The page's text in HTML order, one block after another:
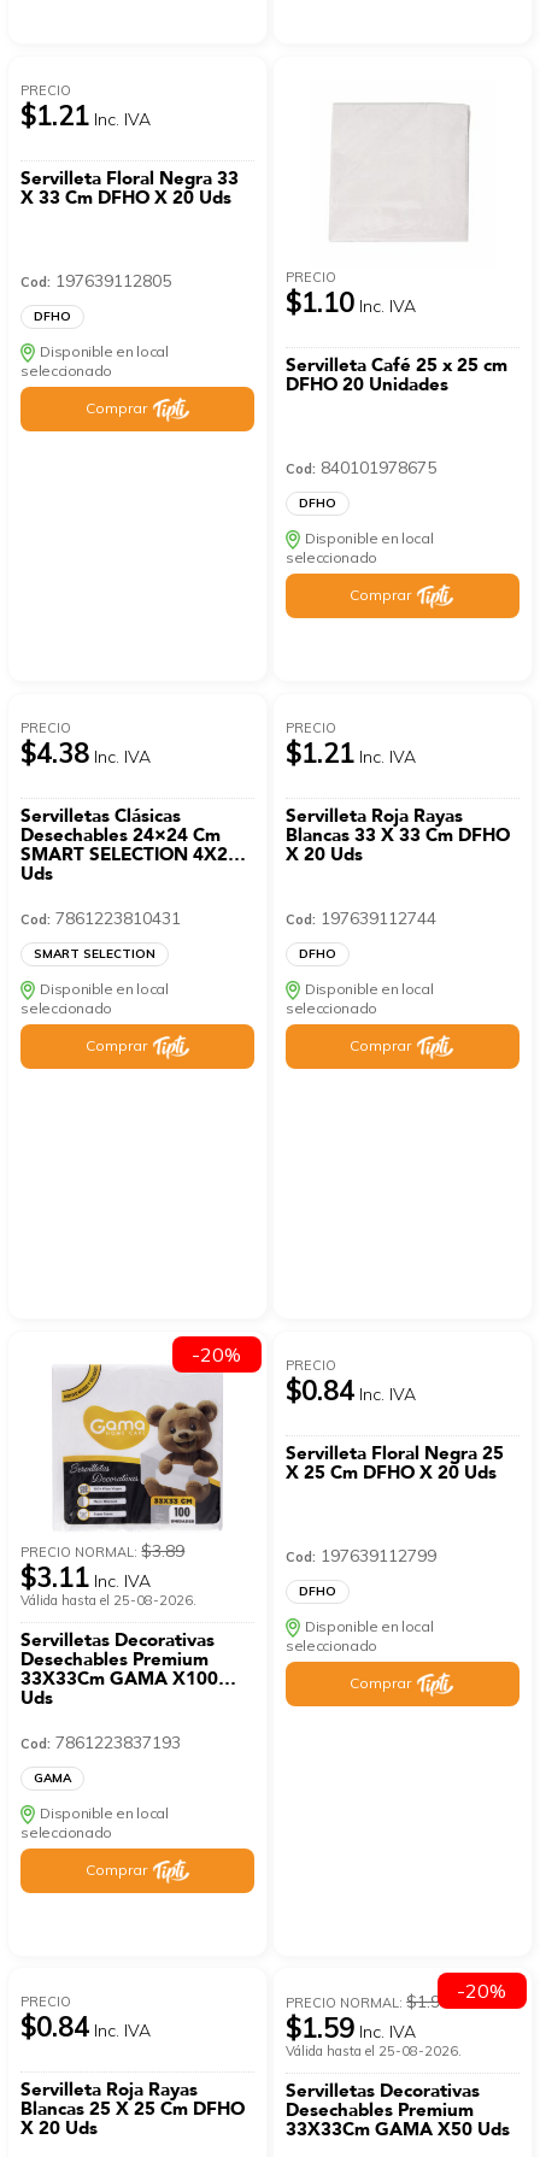
PRECIO
$1.21 Inc. IVA
Servilleta Floral Negra 33
X 33 Cm DFHO X 20 Uds
Cod: 197639112805
DFHO
Disponible en local
seleccionado
Comprar
PRECIO
$1.10 Inc. IVA
Servilleta Café 25 x 25 cm
DFHO 20 Unidades
Cod: 840101978675
DFHO
Disponible en local
seleccionado
Comprar
PRECIO
$4.38 Inc. IVA
Servilletas Clásicas
Desechables 24×24 Cm
SMART SELECTION 4X200
Uds
Cod: 7861223810431
SMART SELECTION
Disponible en local
seleccionado
Comprar
PRECIO
$1.21 Inc. IVA
Servilleta Roja Rayas
Blancas 33 X 33 Cm DFHO
X 20 Uds
Cod: 197639112744
DFHO
Disponible en local
seleccionado
Comprar
PRECIO NORMAL:$3.89
$3.11 Inc. IVA
Válida hasta el 25-08-2026.
Servilletas Decorativas
Desechables Premium
33X33Cm GAMA X100
Uds
Cod: 7861223837193
GAMA
Disponible en local
seleccionado
Comprar
-20% PRECIO
$0.84 Inc. IVA
Servilleta Floral Negra 25
X 25 Cm DFHO X 20 Uds
Cod: 197639112799
DFHO
Disponible en local
seleccionado
Comprar
PRECIO
$0.84 Inc. IVA
Servilleta Roja Rayas
Blancas 25 X 25 Cm DFHO
X 20 Uds
PRECIO NORMAL:$1.99
$1.59 Inc. IVA
Válida hasta el 25-08-2026.
Servilletas Decorativas
Desechables Premium
33X33Cm GAMA X50 Uds
-20%